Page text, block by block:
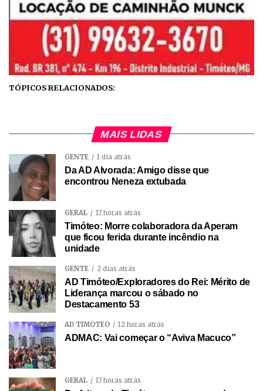
TÓPICOS RELACIONADOS:
MAIS LIDAS
GENTE 1 dia atrás
Da AD Alvorada: Amigo disse que
encontrou Neneza extubada
GERAL 17 horas atrás
Timóteo: Morre colaboradora da Aperam
que ficou ferida durante incêndio na
unidade
GENTE 2 dias atrás
AD Timóteo/Exploradores do Rei: Mérito de
Liderança marcou o sábado no
Destacamento 53
AD TIMÓTEO 12 horas atrás
ADMAC: Vai começar o “Aviva Macuco”
GERAL 17 horas atrás